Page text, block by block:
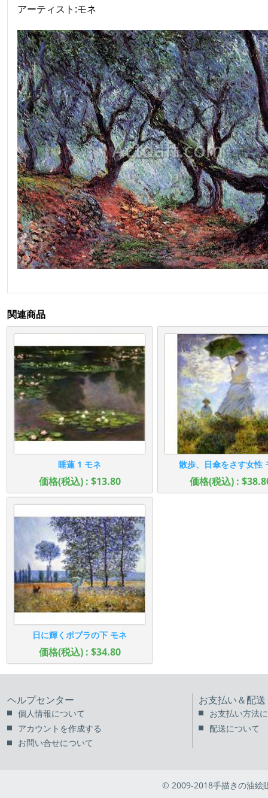
アーティスト:モネ
関連商品
睡蓮 1 モネ
価格(税込) : $13.80
散歩、日傘をさす女性
価格(税込) :
日に輝くポプラの下 モネ
価格(税込) : $34.80
ヘルプセンター
個人情報について
アカウントを作成する
お問い合せについて
お支払い＆配送
お支払い方法
配送について
© 2009-2018手描きの油絵